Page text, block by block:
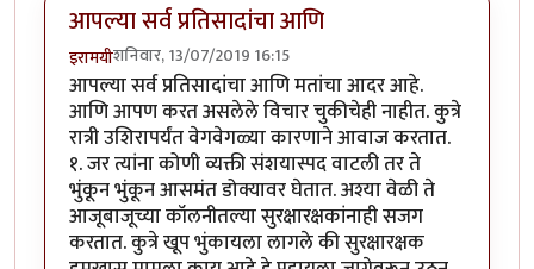
आपल्या सर्व प्रतिसादांचा आणि
इरामयीशनिवार, 13/07/2019 16:15
आपल्या सर्व प्रतिसादांचा आणि मतांचा आदर आहे.
आणि आपण करत असलेले विचार चुकीचेही नाहीत. कुत्रे
रात्री उशिरापर्यंत वेगवेगळ्या कारणाने आवाज करतात.
१. जर त्यांना कोणी व्यक्ती संशयास्पद वाटली तर ते
भुंकून भुंकून आसमंत डोक्यावर घेतात. अश्या वेळी ते
आजूबाजूच्या कॉलनीतल्या सुरक्षारक्षकांनाही सजग
करतात. कुत्रे खूप भुंकायला लागले की सुरक्षारक्षक